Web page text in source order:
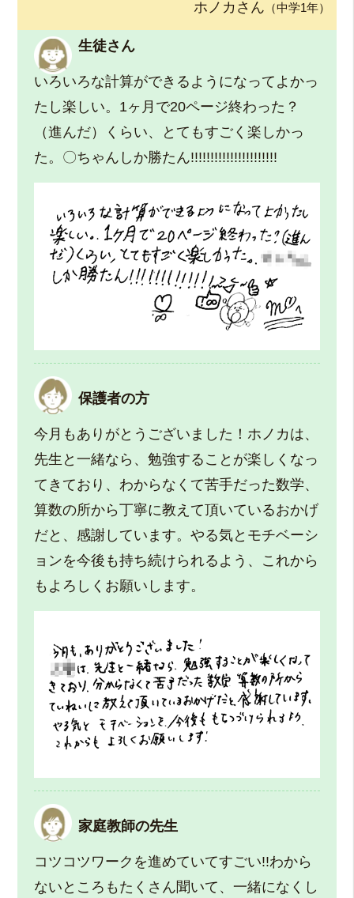
ホノカさん （中学1年）
生徒さん
いろいろな計算ができるようになってよかっ
たし楽しい。1ヶ月で20ページ終わった？
（進んだ）くらい、とてもすごく楽しかっ
た。〇ちゃんしか勝たん!!!!!!!!!!!!!!!!!!!!!!
保護者の方
今月もありがとうございました！ホノカは、
先生と一緒なら、勉強することが楽しくなっ
てきており、わからなくて苦手だった数学、
算数の所から丁寧に教えて頂いているおかげ
だと、感謝しています。やる気とモチベーシ
ョンを今後も持ち続けられるよう、これから
もよろしくお願いします。
家庭教師の先生
コツコツワークを進めていてすごい!!わから
ないところもたくさん聞いて、一緒になくし